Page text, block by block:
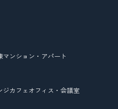
マンション・アパート
ジカフェオフィス・会議室